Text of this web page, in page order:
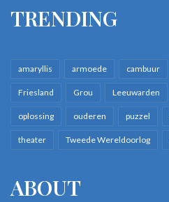
TRENDING
amaryllis armoede cambuur
Friesland Grou Leeuwarden
oplossing ouderen puzzel
theater Tweede Wereldoorlog
ABOUT